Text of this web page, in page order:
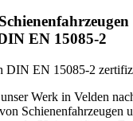
EN 15085-2
DIN EN 15085-2
Werk in Velden
Schienenfahrzeugen